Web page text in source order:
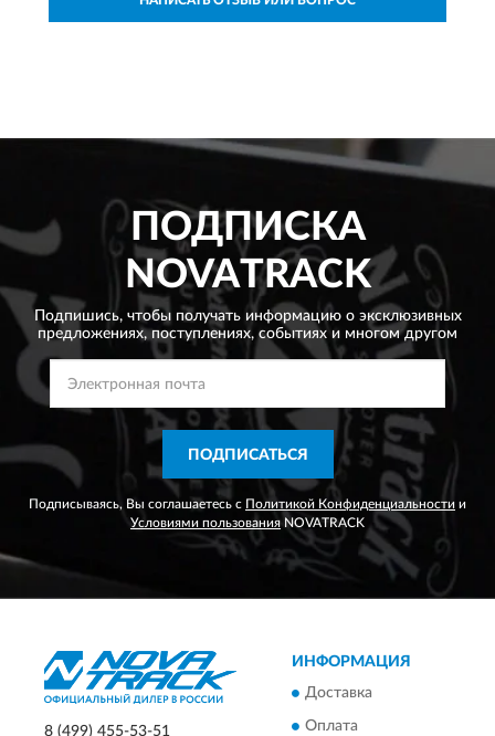
ПОДПИСКА
NOVATRACK
Подпишись, чтобы получать информацию о эксклюзивных
предложениях,поступлениях, событиях и многом другом
ПОДПИСАТЬСЯ
Подписываясь, Вы соглашаетесь с Политикой Конфиденциальности и
Условиями пользования NOVATRACK
8 (499) 455-53-51
ИНФОРМАЦИЯ
Доставка
Оплата